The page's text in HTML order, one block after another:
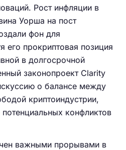
Рост инфляции в
Уорша на пост
фон для
его прокриптовая позиция
в долгосрочной
законопроект Clarity
о балансе между
криптоиндустрии,
конфликтов
важными прорывами в